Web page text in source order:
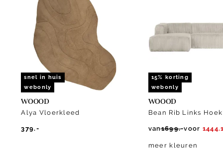
snel in huis
webonly
WOOOD
Alya Vloerkleed
379.-
15% korting
webonly
WOOOD
Bean Rib Links
van1699.-voor
meer kleuren